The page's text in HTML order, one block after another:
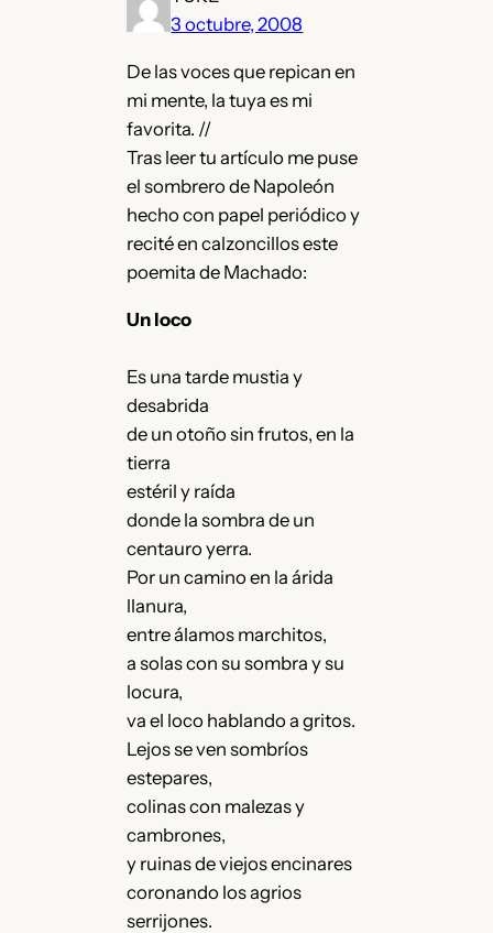
3 octubre, 2008
De las voces que repican en
mi mente, la tuya es mi
favorita. //
Tras leer tu artículo me puse
el sombrero de Napoleón
hecho con papel periódico y
recité en calzoncillos este
poemita de Machado:
Un loco
Es una tarde mustia y
desabrida
de un otoño sin frutos, en la
tierra
estéril y raída
donde la sombra de un
centauro yerra.
Por un camino en la árida
llanura,
entre álamos marchitos,
a solas con su sombra y su
locura,
va el loco hablando a gritos.
Lejos se ven sombríos
estepares,
colinas con malezas y
cambrones,
y ruinas de viejos encinares
coronando los agrios
serrijones.